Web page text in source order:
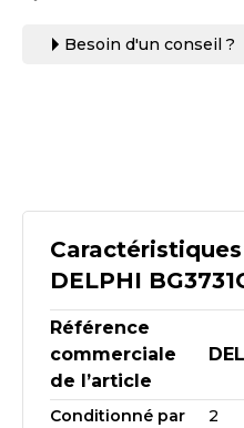
DELPHI
Référence
commerciale
de l’article
Conditionné par
2
Besoin d'un conseil ?